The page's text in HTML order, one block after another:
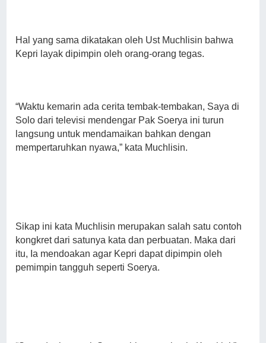
Hal yang sama dikatakan oleh Ust Muchlisin bahwa
Kepri layak dipimpin oleh orang-orang tegas.
“Waktu kemarin ada cerita tembak-tembakan, Saya di
Solo dari televisi mendengar Pak Soerya ini turun
langsung untuk mendamaikan bahkan dengan
mempertaruhkan nyawa,” kata Muchlisin.
Sikap ini kata Muchlisin merupakan salah satu contoh
kongkret dari satunya kata dan perbuatan. Maka dari
itu, Ia mendoakan agar Kepri dapat dipimpin oleh
pemimpin tangguh seperti Soerya.